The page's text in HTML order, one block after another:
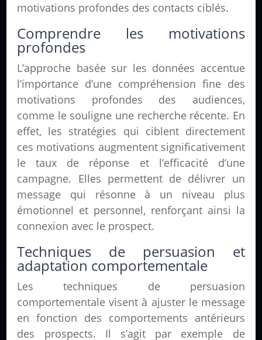
motivations profondes des contacts ciblés.
Comprendre les motivations
profondes
L’approche basée sur les données accentue
l’importance d’une compréhension fine des
motivations profondes des audiences,
comme le souligne une recherche récente. En
effet, les stratégies qui ciblent directement
ces motivations augmentent significativement
le taux de réponse et l’efficacité d’une
campagne. Elles permettent de délivrer un
message qui résonne à un niveau plus
émotionnel et personnel, renforçant ainsi la
connexion avec le prospect.
Techniques de persuasion et
adaptation comportementale
Les techniques de persuasion
comportementale visent à ajuster le message
en fonction des comportements antérieurs
des prospects. Il s’agit par exemple de